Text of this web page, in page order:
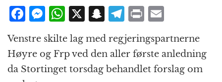
n
F
c
e
b
M
e
ss
e
n
W
h
at
s
A
X S
n
a
p
c
T
el
e
g
r
P
n
t
ai
l
Venstre skilte lag med regjeringspartnerne
Høyre og Frp ved den aller første anledning
da Stortinget torsdag behandlet forslag om